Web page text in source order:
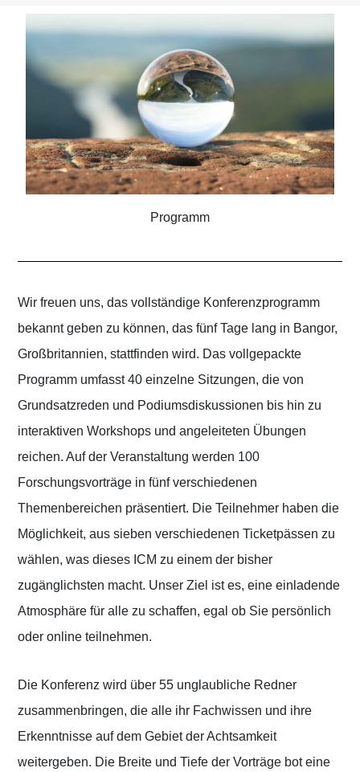
Programm
Wir freuen uns, das vollständige Konferenzprogramm
bekannt geben zu können, das fünf Tage lang in Bangor,
Großbritannien, stattfinden wird. Das vollgepackte
Programm umfasst 40 einzelne Sitzungen, die von
Grundsatzreden und Podiumsdiskussionen bis hin zu
interaktiven Workshops und angeleiteten Übungen
reichen. Auf der Veranstaltung werden 100
Forschungsvorträge in fünf verschiedenen
Themenbereichen präsentiert. Die Teilnehmer haben die
Möglichkeit, aus sieben verschiedenen Ticketpässen zu
wählen, was dieses ICM zu einem der bisher
zugänglichsten macht. Unser Ziel ist es, eine einladende
Atmosphäre für alle zu schaffen, egal ob Sie persönlich
oder online teilnehmen.
Die Konferenz wird über 55 unglaubliche Redner
zusammenbringen, die alle ihr Fachwissen und ihre
Erkenntnisse auf dem Gebiet der Achtsamkeit
weitergeben. Die Breite und Tiefe der Vorträge bot eine